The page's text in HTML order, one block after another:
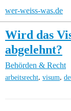
wer-weiss-was.de
Wird das
abgelehnt?
Behörden & Recht
arbeitsrecht, visum,